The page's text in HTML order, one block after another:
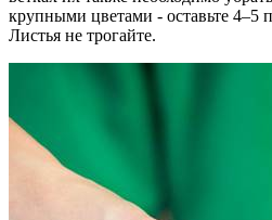
крупными цветами - оставьте 4–5
Листья не трогайте.